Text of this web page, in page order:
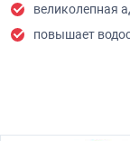
великолепная
повышает